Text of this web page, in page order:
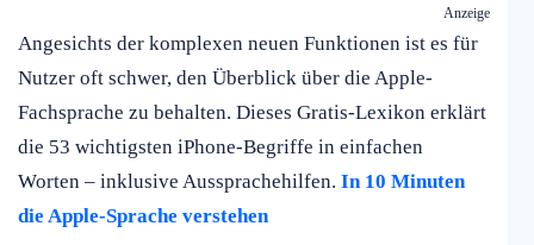
Anzeige
Angesichts der komplexen neuen Funktionen ist es für
Nutzer oft schwer, den Überblick über die Apple-
Fachsprache zu behalten. Dieses Gratis-Lexikon erklärt
die 53 wichtigsten iPhone-Begriffe in einfachen
Worten – inklusive Aussprachehilfen. In 10 Minuten
die Apple-Sprache verstehen